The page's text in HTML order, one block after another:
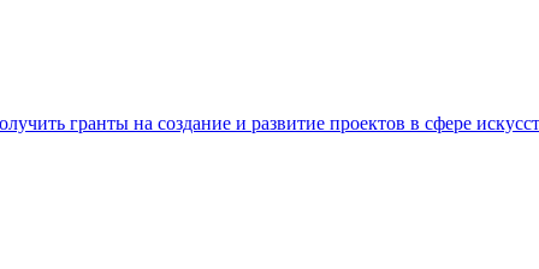
гранты на создание и развитие проектов в сфере